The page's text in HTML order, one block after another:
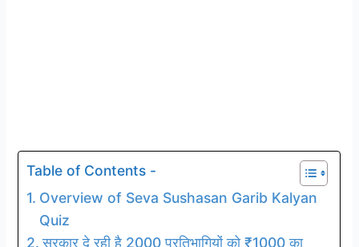
Table of Contents -
Overview of Seva Sushasan Garib Kalyan
Quiz
सरकार दे रही है 2000 प्रतिभागियों को ₹1000 का